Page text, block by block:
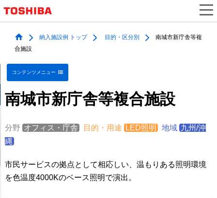
納入施設例 トップ 目的・区分別
南城市新庁舎等複
合施設
コンテンツメニュー
南城市新庁舎等複合施設
分野 オフィス・庁舎 目的・用途 LED照明 地域 九州/沖
縄
市民サービスの拠点として相応しい、温もりある照明環境
を色温度4000Kのベース照明で演出。